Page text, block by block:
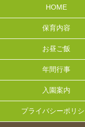
HOME
保育内容
お昼ご飯
年間行事
入園案内
プライバシーポリ